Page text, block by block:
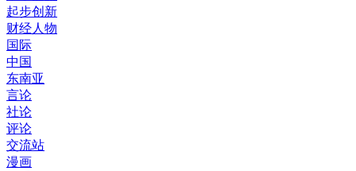
起步创新
财经人物
国际
中国
东南亚
言论
社论
评论
交流站
漫画